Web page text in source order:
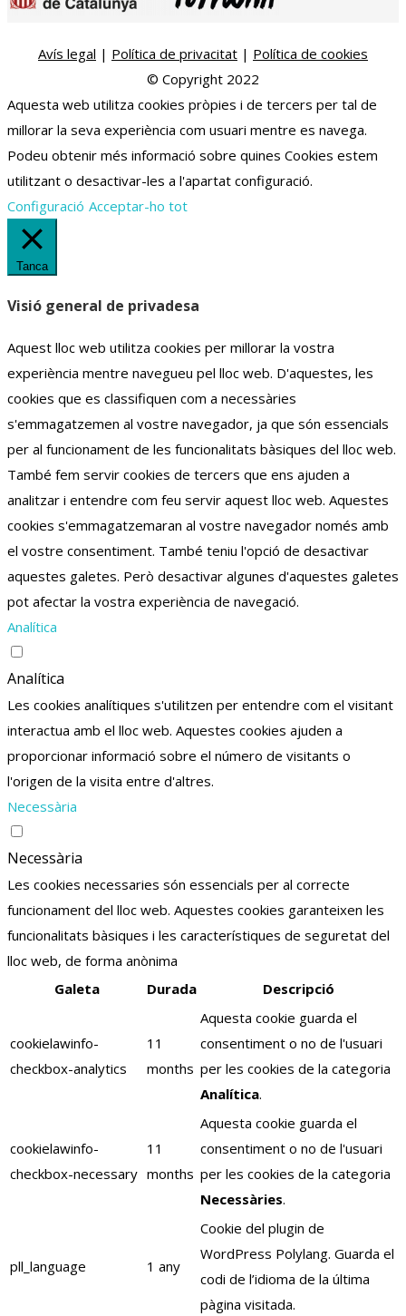
Avís legal | Política de privacitat | Política de cookies
© Copyright 2022
Aquesta web utilitza cookies pròpies i de tercers per tal de
millorar la seva experiència com usuari mentre es navega.
Podeu obtenir més informació sobre quines Cookies estem
utilitzant o desactivar-les a l'apartat configuració.
Configuració Acceptar-ho tot
Tanca
Visió general de privadesa
Aquest lloc web utilitza cookies per millorar la vostra
experiència mentre navegueu pel lloc web. D'aquestes, les
cookies que es classifiquen com a necessàries
s'emmagatzemen al vostre navegador, ja que són essencials
per al funcionament de les funcionalitats bàsiques del lloc web.
També fem servir cookies de tercers que ens ajuden a
analitzar i entendre com feu servir aquest lloc web. Aquestes
cookies s'emmagatzemaran al vostre navegador només amb
el vostre consentiment. També teniu l'opció de desactivar
aquestes galetes. Però desactivar algunes d'aquestes galetes
pot afectar la vostra experiència de navegació.
Analítica
Analítica
Les cookies analítiques s'utilitzen per entendre com el visitant
interactua amb el lloc web. Aquestes cookies ajuden a
proporcionar informació sobre el número de visitants o
l'origen de la visita entre d'altres.
Necessària
Necessària
Les cookies necessaries són essencials per al correcte
funcionament del lloc web. Aquestes cookies garanteixen les
funcionalitats bàsiques i les característiques de seguretat del
lloc web, de forma anònima
Galeta
Durada Descripció
cookielawinfo-
checkbox-analytics
11
months
Aquesta cookie guarda el
consentiment o no de l'usuari
per les cookies de la categoria
Analítica.
cookielawinfo-
checkbox-necessary
11
months
Aquesta cookie guarda el
consentiment o no de l'usuari
per les cookies de la categoria
Necessàries.
pll_language 1 any
Cookie del plugin de
WordPress Polylang. Guarda el
codi de l’idioma de la última
pàgina visitada.